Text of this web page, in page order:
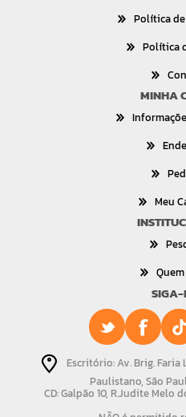
Política
Política
MINHA
Meu
SIGA-
Escritório: Av. Brig. Faria
Paulistano, São
CD: Galpão 10, R.Judite Melo